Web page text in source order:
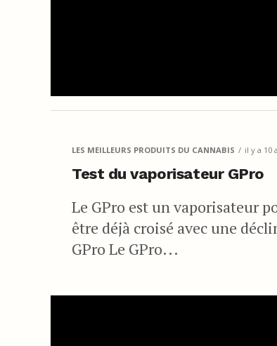
LES MEILLEURS PRODUITS DU CANNABIS il y a 10
Test du vaporisateur GPro
Le GPro est un vaporisateur
être déjà croisé avec une
GPro Le GPro...